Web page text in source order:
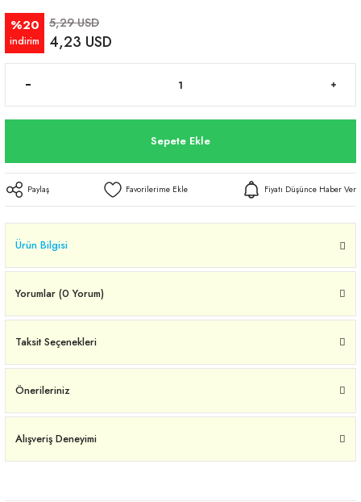
%20
indirim
5,29 USD
4,23 USD
Sepete Ekle
Paylaş Fiyatı Düşünce Haber Ver
Ürün Bilgisi
Yorumlar (0 Yorum)
Taksit Seçenekleri
Önerileriniz
Alışveriş Deneyimi